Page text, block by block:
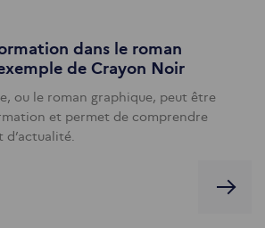
dans le roman
de Crayon Noir
ou le roman graphique, peut être
et permet de comprendre